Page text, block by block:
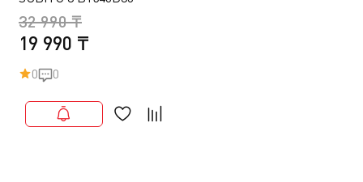
19 990 ₸
32 990 ₸
0 0